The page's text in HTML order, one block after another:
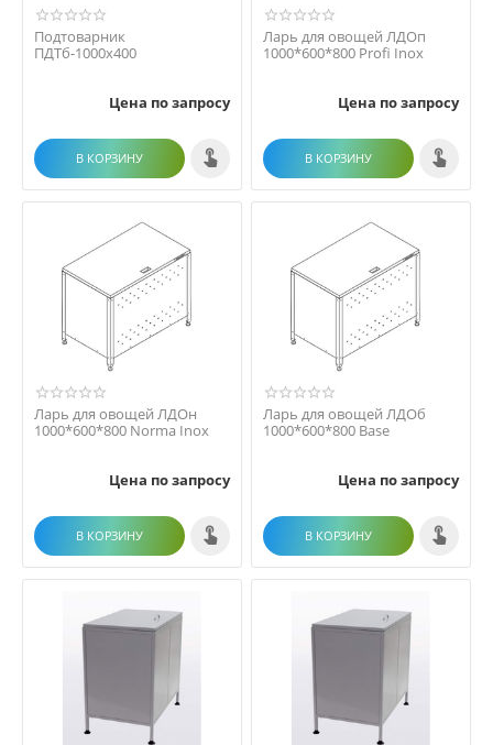
Подтоварник
ПДТб-1000х400
Цена по запросу
В КОРЗИНУ
Ларь для овощей ЛДОп
1000*600*800 Profi Inox
Цена по запросу
В КОРЗИНУ
Ларь для овощей ЛДОн
1000*600*800 Norma Inox
Цена по запросу
В КОРЗИНУ
Ларь для овощей ЛДОб
1000*600*800 Base
Цена по запросу
В КОРЗИНУ